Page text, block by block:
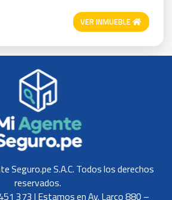
VER INMUEBLE
Seguro.pe S.A.C. Todos los derechos
reservados.
373 | Estamos en Av. Larco 880 –